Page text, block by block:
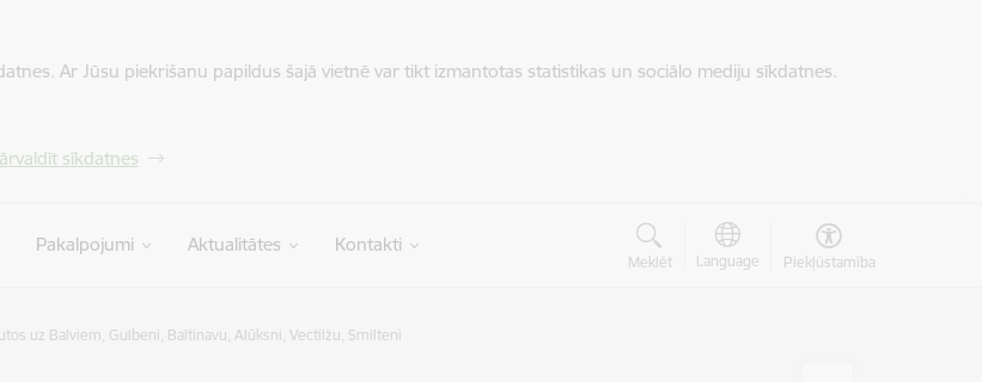
Ar Jūsu piekrišanu papildus šajā vietnē var tikt izmantotas statistikas un sociālo mediju sīkdatnes.
sīkdatnes
Pakalpojumi Aktualitātes Kontakti
Meklēt Language Piekļūstamība
uz Balviem, Gulbeni, Baltinavu, Alūksni, Vectilžu, Smilteni